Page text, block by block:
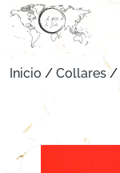
Inicio / Collares/